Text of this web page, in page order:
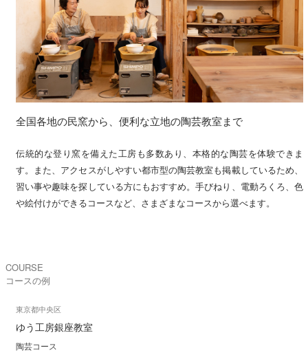
伝統的な登り窯を備えた工房も多数あり、本格的な陶芸を体験できま
す。また、アクセスがしやすい都市型の陶芸教室も掲載しているため、
習い事や趣味を探している方にもおすすめ。手びねり、電動ろくろ、色
COURSE
コースの例
東京都中央区
ゆう工房銀座教室
陶芸コース